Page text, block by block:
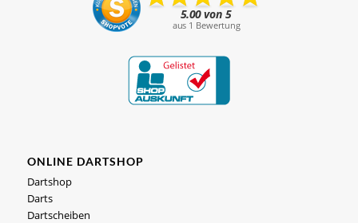
ONLINE DARTSHOP
Dartshop
Darts
Dartscheiben